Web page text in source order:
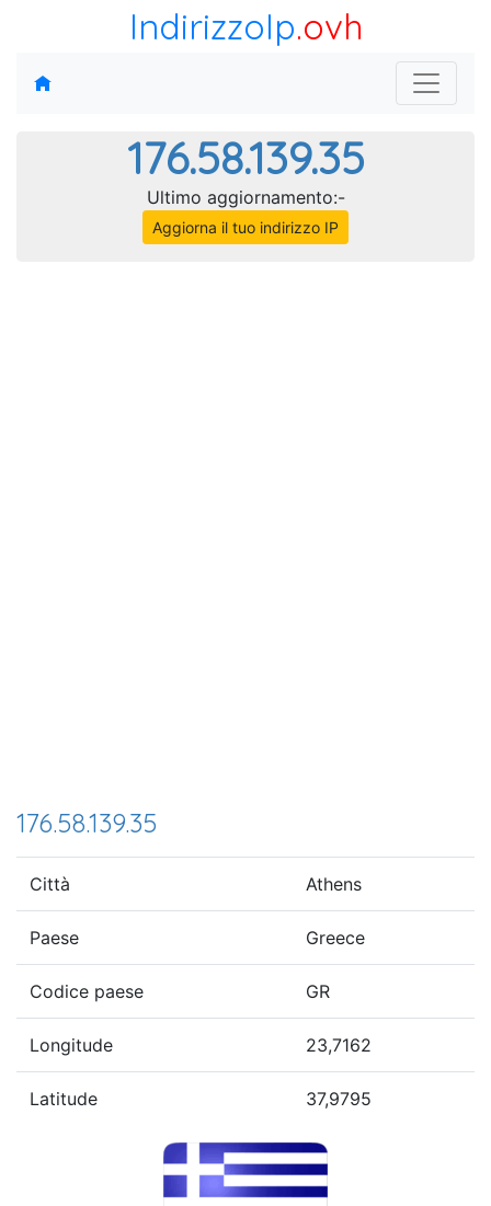
IndirizzoIp.ovh
176.58.139.35
Ultimo aggiornamento:-
Aggiorna il tuo indirizzo IP
176.58.139.35
Città Athens
Paese Greece
Codice paese GR
Longitude 23,7162
Latitude 37,9795